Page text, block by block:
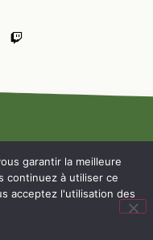
NOUS
garantir la meilleure
continuez à utiliser ce
acceptez l'utilisation des